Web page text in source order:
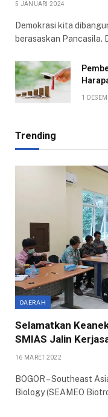
5 JANUARI 2024
Demokrasi kita
berasaskan Pancasila.
1
Trending
DAERAH
Selamatkan
SMIAS Jalin
16 MARET 2022
BOGOR – Southeast
Biology (SEAMEO